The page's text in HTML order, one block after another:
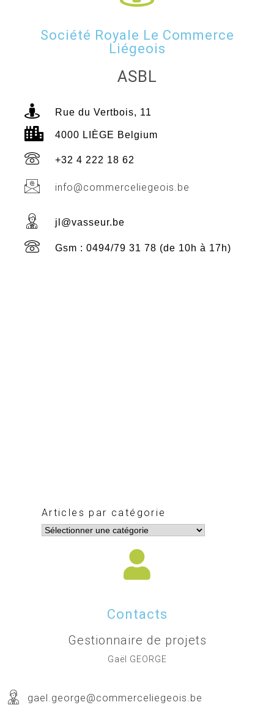
Société Royale Le Commerce
Liégeois
ASBL
Rue du Vertbois, 11
4000 LIÈGE Belgium
+32 4 222 18 62
info@commerceliegeois.be
jl@vasseur.be
Gsm : 0494/79 31 78 (de 10h à 17h)
Articles par catégorie
Contacts
Gestionnaire de projets
Gaël GEORGE
gael.george@commerceliegeois.be